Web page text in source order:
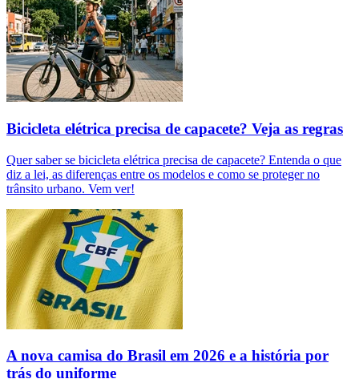
Bicicleta elétrica precisa de capacete? Veja as regras
Quer saber se bicicleta elétrica precisa de capacete? Entenda o que
diz a lei, as diferenças entre os modelos e como se proteger no
trânsito urbano. Vem ver!
A nova camisa do Brasil em 2026 e a história por
trás do uniforme